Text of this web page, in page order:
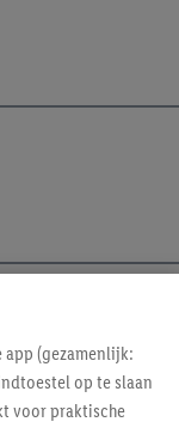
app (gezamenlijk:
op te slaan
voor praktische